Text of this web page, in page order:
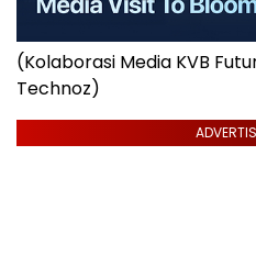
(Kolaborasi Media KVB
Technoz)